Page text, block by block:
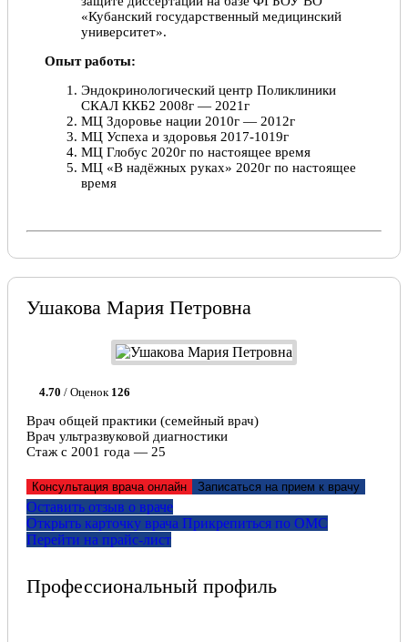
«Кубанский государственный медицинский
университет».
Опыт работы:
Эндокринологический центр Поликлиники
СКАЛ ККБ2 2008г — 2021г
МЦ Здоровье нации 2010г — 2012г
МЦ Успеха и здоровья 2017-1019г
МЦ Глобус 2020г по настоящее время
МЦ «В надёжных руках» 2020г по настоящее
время
Ушакова Мария Петровна
4.70 / Оценок 126
Врач общей практики (семейный врач)
Врач ультразвуковой диагностики
Стаж с 2001 года — 25
Консультация врача онлайн Записаться на прием к врачу
Оставить отзыв о враче
Открыть карточку врача Прикрепитьcя по ОМС
Перейти на прайс-лист
Профессиональный профиль